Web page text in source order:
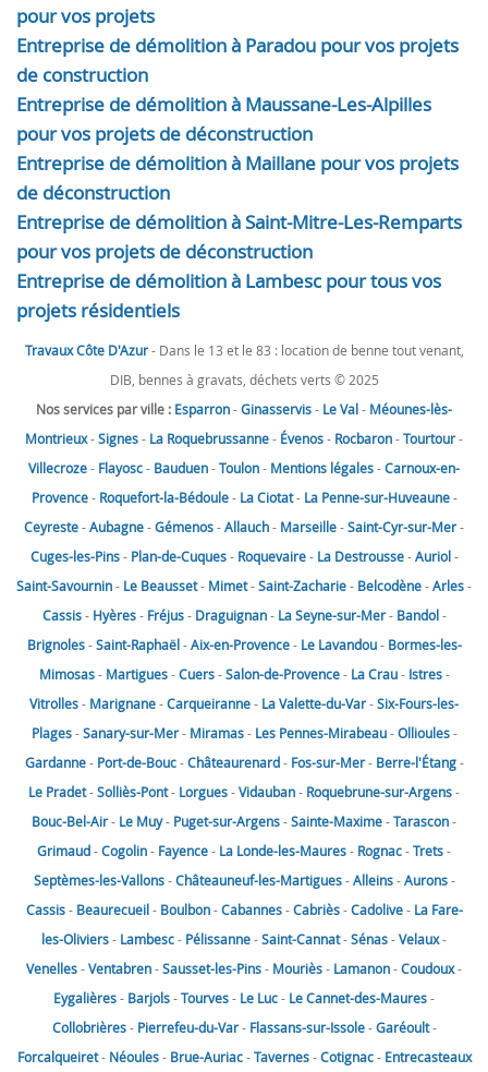
pour vos projets
Entreprise de démolition à Paradou pour vos projets
de construction
Entreprise de démolition à Maussane-Les-Alpilles
pour vos projets de déconstruction
Entreprise de démolition à Maillane pour vos projets
de déconstruction
Entreprise de démolition à Saint-Mitre-Les-Remparts
pour vos projets de déconstruction
Entreprise de démolition à Lambesc pour tous vos
projets résidentiels
Travaux Côte D'Azur- Dans le 13 et le 83 : location de benne tout venant,
DIB, bennes à gravats, déchets verts © 2025
Nos services par ville : Esparron-Ginasservis- Le Val- Méounes-lès-
Montrieux-Signes- La Roquebrussanne- Évenos- Rocbaron-Tourtour-
Villecroze- Flayosc- Bauduen-Toulon- Mentions légales-Carnoux-en-
Provence- Roquefort-la-Bédoule- La Ciotat- La Penne-sur-Huveaune-
Ceyreste-Aubagne-Gémenos-Allauch- Marseille-Saint-Cyr-sur-Mer-
Cuges-les-Pins- Plan-de-Cuques- Roquevaire- La Destrousse-Auriol-
Saint-Savournin- Le Beausset- Mimet-Saint-Zacharie- Belcodène-Arles-
Cassis- Hyères- Fréjus- Draguignan- La Seyne-sur-Mer- Bandol-
Brignoles-Saint-Raphaël-Aix-en-Provence- Le Lavandou- Bormes-les-
Mimosas- Martigues-Cuers-Salon-de-Provence- La Crau- Istres-
Vitrolles- Marignane-Carqueiranne- La Valette-du-Var-Six-Fours-les-
Plages-Sanary-sur-Mer- Miramas- Les Pennes-Mirabeau-Ollioules-
Gardanne- Port-de-Bouc-Châteaurenard- Fos-sur-Mer- Berre-l'Étang-
Le Pradet-Solliès-Pont- Lorgues-Vidauban- Roquebrune-sur-Argens-
Bouc-Bel-Air- Le Muy- Puget-sur-Argens-Sainte-Maxime-Tarascon-
Grimaud-Cogolin- Fayence- La Londe-les-Maures- Rognac-Trets-
Septèmes-les-Vallons-Châteauneuf-les-Martigues-Alleins-Aurons-
Cassis- Beaurecueil- Boulbon-Cabannes-Cabriès-Cadolive- La Fare-
les-Oliviers- Lambesc- Pélissanne-Saint-Cannat-Sénas-Velaux-
Venelles-Ventabren-Sausset-les-Pins- Mouriès- Lamanon-Coudoux-
Eygalières- Barjols-Tourves- Le Luc- Le Cannet-des-Maures-
Collobrières- Pierrefeu-du-Var- Flassans-sur-Issole-Garéoult-
Forcalqueiret- Néoules- Brue-Auriac-Tavernes-Cotignac- Entrecasteaux